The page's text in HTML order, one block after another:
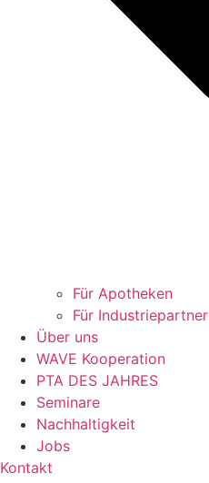
Für Apotheken
Für Industriepartner
Über uns
WAVE Kooperation
PTA DES JAHRES
Seminare
Nachhaltigkeit
Jobs
Kontakt